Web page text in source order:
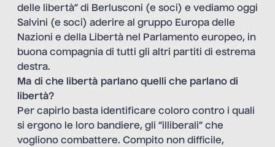
delle libertà” di Berlusconi (e soci) e vediamo oggi
Salvini (e soci) aderire al gruppo Europa delle
Nazioni e della Libertà nel Parlamento europeo, in
buona compagnia di tutti gli altri partiti di estrema
destra.
Ma di che libertà parlano quelli che parlano di
libertà?
Per capirlo basta identificare coloro contro i quali
si ergono le loro bandiere, gli “illiberali” che
vogliono combattere. Compito non difficile,